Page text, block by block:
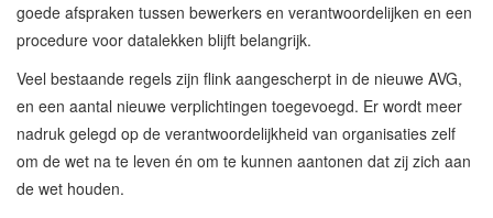
goede afspraken tussen bewerkers en verantwoordelijken en een
procedure voor datalekken blijft belangrijk.
Veel bestaande regels zijn flink aangescherpt in de nieuwe AVG,
en een aantal nieuwe verplichtingen toegevoegd. Er wordt meer
nadruk gelegd op de verantwoordelijkheid van organisaties zelf
om de wet na te leven én om te kunnen aantonen dat zij zich aan
de wet houden.